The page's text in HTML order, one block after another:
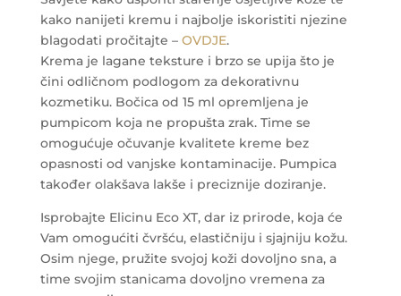
kako nanijeti kremu i najbolje iskoristiti njezine
blagodati pročitajte – OVDJE.
Krema je lagane teksture i brzo se upija što je
čini odličnom podlogom za dekorativnu
kozmetiku. Bočica od 15 ml opremljena je
pumpicom koja ne propušta zrak. Time se
omogućuje očuvanje kvalitete kreme bez
opasnosti od vanjske kontaminacije. Pumpica
također olakšava lakše i preciznije doziranje.
Isprobajte Elicinu Eco XT, dar iz prirode, koja će
Vam omogućiti čvršću, elastičniju i sjajniju kožu.
Osim njege, pružite svojoj koži dovoljno sna, a
time svojim stanicama dovoljno vremena za